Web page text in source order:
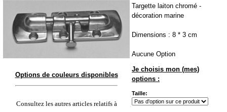
Options de couleurs disponibles
Consultez les autres articles relatifs à
Targette laiton chromé -
décoration marine
Dimensions : 8 * 3 cm
Aucune Option
Je choisis mon (mes)
options :
Taille: